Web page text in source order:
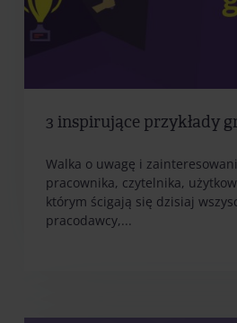
3 inspirujące przykłady
Walka o uwagę i
pracownika, czytelnika,
którym ścigają się dzisiaj
pracodawcy,...